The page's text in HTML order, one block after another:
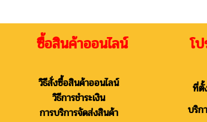
ซื้อสินค้าออนไลน์ โ
วิธีสั่งซื้อสินค้าออนไลน์
วิธีการชำระเงิน
การบริการจัดส่งสินค้า
ที่ตั้
บริก